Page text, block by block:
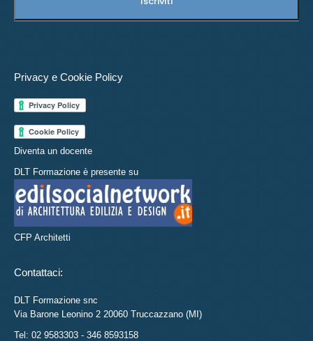
Privacy e Cookie Policy
Diventa un docente
DLT Formazione è presente su
CFP Architetti
Contattaci:
DLT Formazione snc
Via Barone Leonino 2 20060 Truccazzano (MI)
Tel: 02 9583303 - 346 8593158